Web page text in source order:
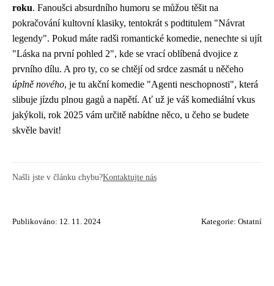
roku. Fanoušci absurdního humoru se můžou těšit na
pokračování kultovní klasiky, tentokrát s podtitulem "Návrat
legendy". Pokud máte radši romantické komedie, nenechte si ujít
"Láska na první pohled 2", kde se vrací oblíbená dvojice z
prvního dílu. A pro ty, co se chtějí od srdce zasmát u něčeho
úplně nového, je tu akční komedie "Agenti neschopnosti", která
slibuje jízdu plnou gagů a napětí. Ať už je váš komediální vkus
jakýkoli, rok 2025 vám určitě nabídne něco, u čeho se budete
skvěle bavit!
Našli jste v článku chybu?Kontaktujte nás
Publikováno: 12. 11. 2024 Kategorie: Ostatní